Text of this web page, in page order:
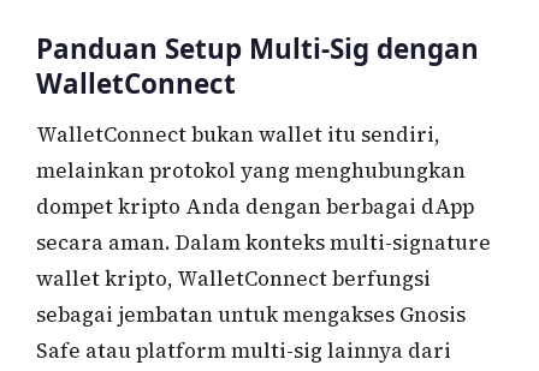
Panduan Setup Multi-Sig dengan
WalletConnect
WalletConnect bukan wallet itu sendiri,
melainkan protokol yang menghubungkan
dompet kripto Anda dengan berbagai dApp
secara aman. Dalam konteks multi-signature
wallet kripto, WalletConnect berfungsi
sebagai jembatan untuk mengakses Gnosis
Safe atau platform multi-sig lainnya dari